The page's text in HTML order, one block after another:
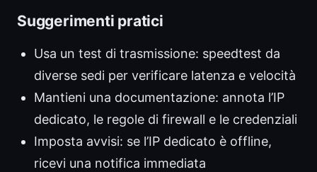
Suggerimenti pratici
Usa un test di trasmissione: speedtest da
diverse sedi per verificare latenza e velocità
Mantieni una documentazione: annota l’IP
dedicato, le regole di firewall e le credenziali
Imposta avvisi: se l’IP dedicato è offline,
ricevi una notifica immediata